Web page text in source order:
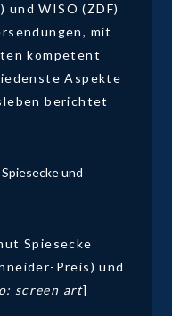
und WISO (ZDF)
mit
kompetent
Aspekte
berichtet
Spiesecke
Preis) und
screen art]